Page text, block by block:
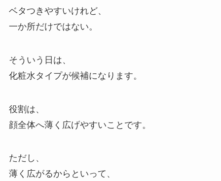
ベタつきやすいけれど、
一か所だけではない。
そういう日は、
化粧水タイプが候補になります。
役割は、
顔全体へ薄く広げやすいことです。
ただし、
薄く広がるからといって、